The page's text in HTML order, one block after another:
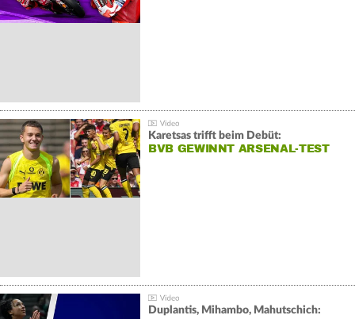
Karetsas trifft beim Debüt:
BVB GEWINNT ARSENAL-TEST
Duplantis, Mihambo, Mahutschich: